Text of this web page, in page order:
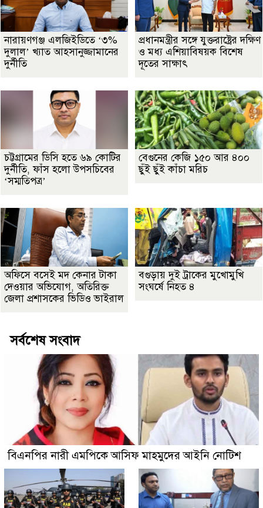
নারায়ণগঞ্জ এলজিইডিতে ‘৩%
দুলাল’ খ্যাত আহসানুজ্জামানের
দুর্নীতি
প্রধানমন্ত্রীর সঙ্গে যুক্তরাষ্ট্রের দক্ষিণ
ও মধ্য এশিয়াবিষয়ক বিশেষ
দূতের সাক্ষাৎ
চট্টগ্রামের ডিসি হতে ৬৯ কোটির
দুর্নীতি, ফাঁস হলো উপসচিবের
‘সম্মতিপত্র’
বেগুনের কেজি ১৫০ আর ৪০০
ছুঁই ছুঁই কাঁচা মরিচ
অফিসে বসেই মদ কেনার টাকা
দেওয়ার অভিযোগ, অতিরিক্ত
জেলা প্রশাসকের ভিডিও ভাইরাল
বগুড়ায় দুই ট্রাকের মুখোমুখি
সংঘর্ষে নিহত ৪
সর্বশেষ সংবাদ
বিএনপির নারী এমপিকে আসিফ মাহমুদের আইনি নোটিশ